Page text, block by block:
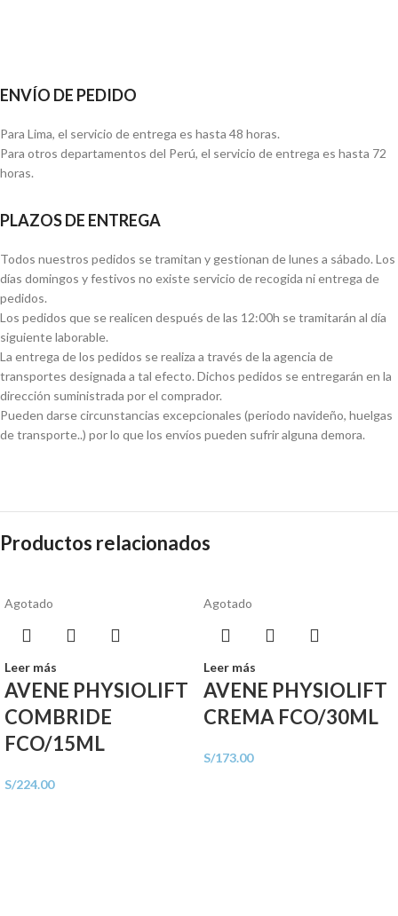
ENVÍO DE PEDIDO
Para Lima, el servicio de entrega es hasta 48 horas.
Para otros departamentos del Perú, el servicio de entrega es hasta 72
horas.
PLAZOS DE ENTREGA
Todos nuestros pedidos se tramitan y gestionan de lunes a sábado. Los
días domingos y festivos no existe servicio de recogida ni entrega de
pedidos.
Los pedidos que se realicen después de las 12:00h se tramitarán al día
siguiente laborable.
La entrega de los pedidos se realiza a través de la agencia de
transportes designada a tal efecto. Dichos pedidos se entregarán en la
dirección suministrada por el comprador.
Pueden darse circunstancias excepcionales (periodo navideño, huelgas
de transporte..) por lo que los envíos pueden sufrir alguna demora.
Productos relacionados
Agotado
Leer más
AVENE PHYSIOLIFT
COMBRIDE
FCO/15ML
S/224.00
Agotado
Leer más
AVENE PHYSIOLIFT
CREMA FCO/30ML
S/173.00